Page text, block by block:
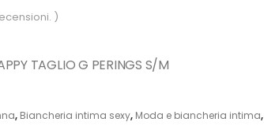
)
TAGLIO G PERINGS S/M
, Biancheria intima sexy, Moda e biancheria intima,